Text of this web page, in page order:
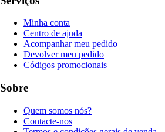
Minha conta
Centro de ajuda
Acompanhar meu pedido
Devolver meu pedido
Códigos promocionais
Sobre
Quem somos nós?
Contacte-nos